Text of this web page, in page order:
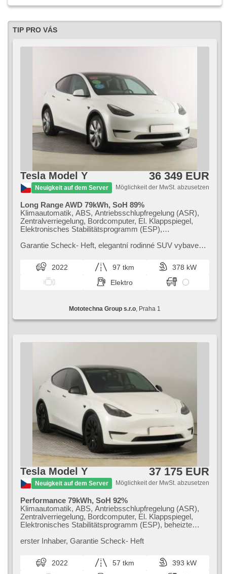
TIP PRO VÁS
Tesla Model Y
Neuigkeit auf dem Server
36 349 EUR
Möglichkeit der MwSt. abzusetzen
Long Range AWD 79kWh, SoH 89%
Klimaautomatik, ABS, Antriebsschlupfregelung (ASR),
Zentralverriegelung, Bordcomputer, El. Klappspiegel,
Elektronisches Stabilitätsprogramm (ESP),
Scheibenwischersensor, Reifendrucksensor, USB, El.
Lenkrad, Uhr Spur, Panoramadach, Servolenkung, El.
Seitenscheiben, Autoradio, Automatikgetriebe, Antrieb
Garantie Scheck​- Heft,​ elegantní rodinné SUV vybavené
2022 97 tkm
378 kW
Elektro
Mototechna Group s.r.o , Praha 1
Tesla Model Y
Neuigkeit auf dem Server
37 175 EUR
Möglichkeit der MwSt. abzusetzen
Performance 79kWh, SoH 92%
Klimaautomatik, ABS, Antriebsschlupfregelung (ASR),
Zentralverriegelung, Bordcomputer, El. Klappspiegel,
Elektronisches Stabilitätsprogramm (ESP), beheizte
Reifendrucksensor, USB, El. einstellbare Sitze, beheizte
Seitenscheiben, Autoradio, Automatikgetriebe, Antrieb
erster Inhaber,​ Garantie Scheck​- Heft
2022 57 tkm
393 kW